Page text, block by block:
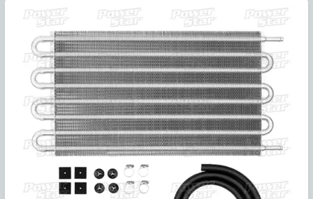
404
ENFRIADOR UNIVERSAL 6 TUBOS ALTURA 7 1/2", LARGO
1...